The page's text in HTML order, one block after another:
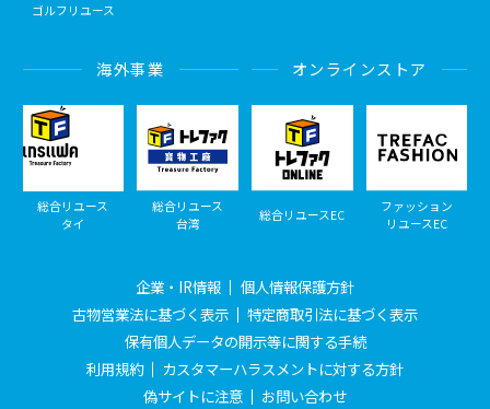
ゴルフリユース
海外事業
総合リユース
タイ
総合リユース
台湾
オンラインストア
総合リユースEC
ファッション
リユースEC
企業・IR情報
個人情報保護方針
古物営業法に基づく表示
特定商取引法に基づく表示
保有個人データの開示等に関する手続
利用規約
カスタマーハラスメントに対する方針
偽サイトに注意
お問い合わせ